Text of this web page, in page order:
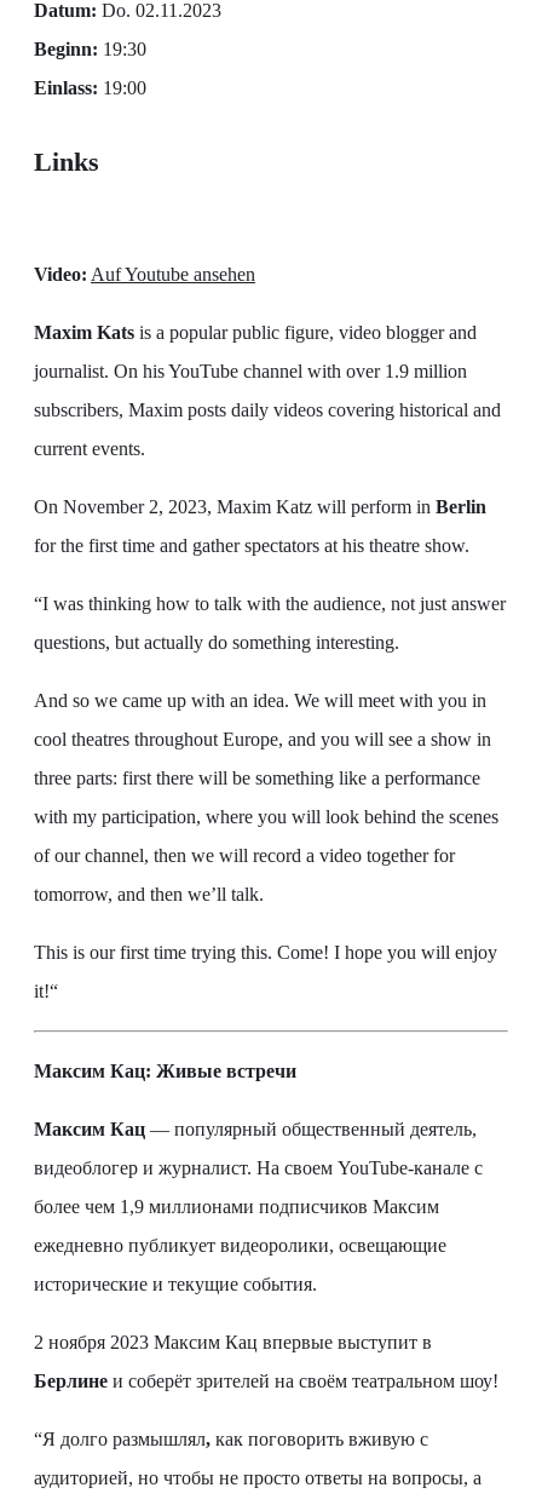
Datum: Do. 02.11.2023
Beginn: 19:30
Einlass: 19:00
Links
Video: Auf Youtube ansehen
Maxim Kats is a popular public figure, video blogger and
journalist. On his YouTube channel with over 1.9 million
subscribers, Maxim posts daily videos covering historical and
current events.
On November 2, 2023, Maxim Katz will perform in Berlin
for the first time and gather spectators at his theatre show.
“I was thinking how to talk with the audience, not just answer
questions, but actually do something interesting.
And so we came up with an idea. We will meet with you in
cool theatres throughout Europe, and you will see a show in
three parts: first there will be something like a performance
with my participation, where you will look behind the scenes
of our channel, then we will record a video together for
tomorrow, and then we’ll talk.
This is our first time trying this. Come! I hope you will enjoy
it!“
Максим Кац: Живые встречи
Максим Кац — популярный общественный деятель,
видеоблогер и журналист. На своем YouTube-канале с
более чем 1,9 миллионами подписчиков Максим
ежедневно публикует видеоролики, освещающие
исторические и текущие события.
2 ноября 2023 Максим Кац впервые выступит в
Берлине и соберёт зрителей на своём театральном шоу!
“Я долго размышлял, как поговорить вживую с
аудиторией, но чтобы не просто ответы на вопросы, а